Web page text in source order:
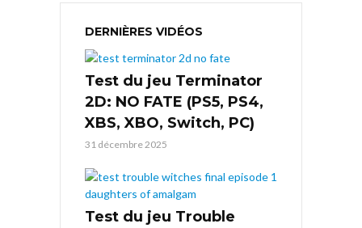
DERNIÈRES VIDÉOS
Test du jeu Terminator
2D: NO FATE (PS5, PS4,
XBS, XBO, Switch, PC)
31 décembre 2025
Test du jeu Trouble